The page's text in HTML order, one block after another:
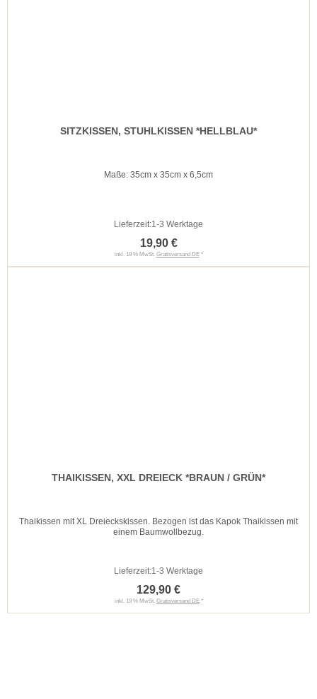
SITZKISSEN, STUHLKISSEN *HELLBLAU*
Maße: 35cm x 35cm x 6,5cm
Lieferzeit:1-3 Werktage
19,90 €
inkl. 19 % MwSt. Gratisversand DE*
THAIKISSEN, XXL DREIECK *BRAUN / GRÜN*
Thaikissen mit XL Dreieckskissen. Bezogen ist das Kapok Thaikissen mit
einem Baumwollbezug.
Lieferzeit:1-3 Werktage
129,90 €
inkl. 19 % MwSt. Gratisversand DE*